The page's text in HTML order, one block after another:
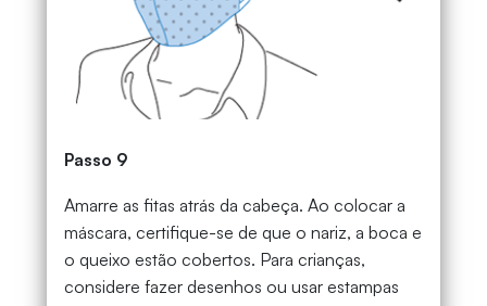
Passo 9
Amarre as fitas atrás da cabeça. Ao colocar a
máscara, certifique-se de que o nariz, a boca e
o queixo estão cobertos. Para crianças,
considere fazer desenhos ou usar estampas